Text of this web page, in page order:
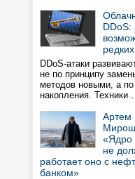
DDoS:
DDoS-атаки
не по принципу
методов новыми, а по
накопления. Техники
Артем
«Ядро
не
работает оно с
банком»